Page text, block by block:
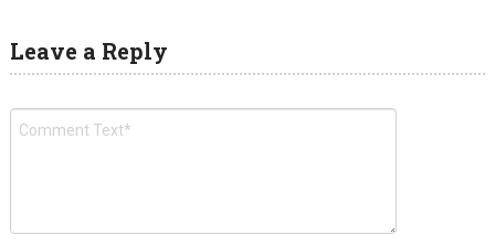
Leave a Reply